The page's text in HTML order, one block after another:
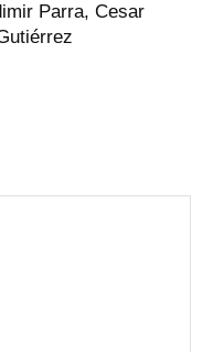
Parra, Cesar